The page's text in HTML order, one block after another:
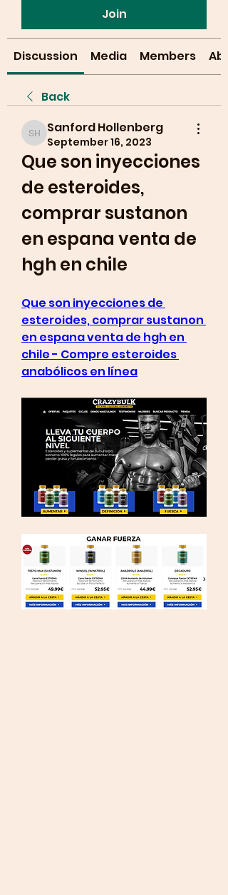
Join
Discussion Media Members
Back
Sanford Hollenberg
Sanford Hollenberg
September 16, 2023
Que son inyecciones
de esteroides,
comprar sustanon
en espana venta de
hgh en chile
Que son inyecciones de
esteroides, comprar sustanon
en espana venta de hgh en
chile - Compre esteroides
anabólicos en línea